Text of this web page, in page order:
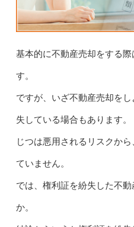
基本的に不動産売却をする
す。
ですが、いざ不動産売却を
失している場合もあります。
じつは悪用されるリスクか
ていません。
では、権利証を紛失した不
か。